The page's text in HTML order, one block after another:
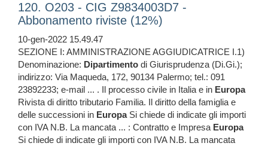
120. O203 - CIG Z9834003D7 -
Abbonamento riviste (12%)
10-gen-2022 15.49.47
SEZIONE I: AMMINISTRAZIONE AGGIUDICATRICE I.1)
Denominazione: Dipartimento di Giurisprudenza (Di.Gi.);
indirizzo: Via Maqueda, 172, 90134 Palermo; tel.: 091
23892233; e-mail ... . Il processo civile in Italia e in Europa
Rivista di diritto tributario Familia. Il diritto della famiglia e
delle successioni in EuropaSi chiede di indicate gli importi
con IVA N.B. La mancata ... : Contratto e Impresa Europa
Si chiede di indicate gli importi con IVA N.B. La mancata